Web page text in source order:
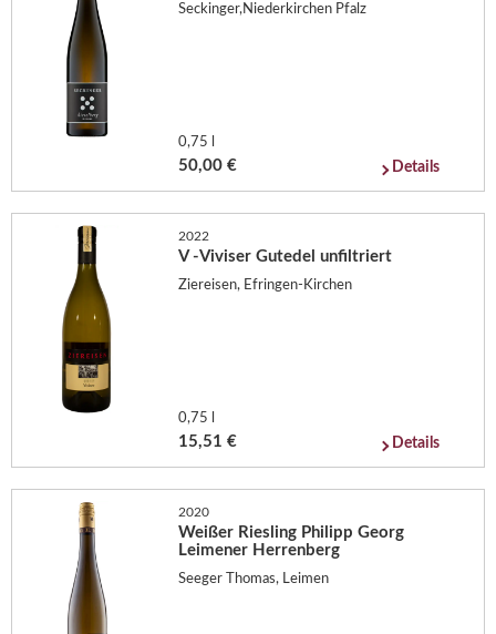
Seckinger,Niederkirchen Pfalz
0,75 l
50,00 € Details
2022
V -Viviser Gutedel unfiltriert
Ziereisen, Efringen-Kirchen
0,75 l
15,51 € Details
2020
Weißer Riesling Philipp Georg
Leimener Herrenberg
Seeger Thomas, Leimen